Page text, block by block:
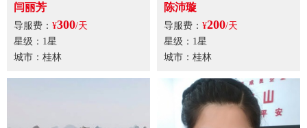
闫丽芳
导服费： ¥300/天
星级：1星
城市：桂林
陈沛璇
导服费： ¥200/天
星级：1星
城市：桂林